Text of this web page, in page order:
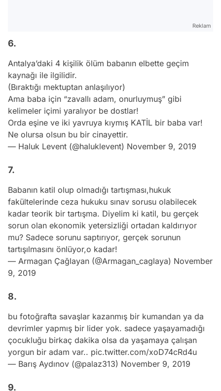
Reklam
6.
Antalya’daki 4 kişilik ölüm babanın elbette geçim
kaynağı ile ilgilidir.
(Bıraktığı mektuptan anlaşılıyor)
Ama baba için “zavallı adam, onurluymuş” gibi
kelimeler içimi yaralıyor be dostlar!
Orda eşine ve iki yavruya kıymış KATİL bir baba var!
Ne olursa olsun bu bir cinayettir.
— Haluk Levent (@haluklevent) November 9, 2019
7.
Babanın katil olup olmadığı tartışması,hukuk
fakültelerinde ceza hukuku sınav sorusu olabilecek
kadar teorik bir tartışma. Diyelim ki katil, bu gerçek
sorun olan ekonomik yetersizliği ortadan kaldırıyor
mu? Sadece sorunu saptırıyor, gerçek sorunun
tartışılmasını önlüyor,o kadar!
— Armagan Çağlayan (@Armagan_caglaya) November
9, 2019
8.
bu fotoğrafta savaşlar kazanmış bir kumandan ya da
devrimler yapmış bir lider yok. sadece yaşayamadığı
çocukluğu birkaç dakika olsa da yaşamaya çalışan
yorgun bir adam var.. pic.twitter.com/xoD74cRd4u
— Barış Aydınov (@palaz313) November 9, 2019
9.